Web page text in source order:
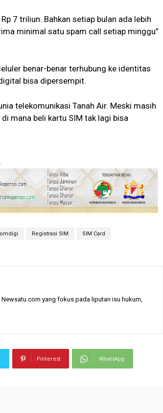
7 triliun. Bahkan setiap bulan ada lebih
minimal satu spam call setiap minggu”
benar-benar terhubung ke identitas
bisa dipersempit.
telekomunikasi Tanah Air. Meski masih
mana beli kartu SIM tak lagi bisa
Registrasi SIM SIM Card
yang fokus pada liputan isu hukum,
Pinterest WhatsApp